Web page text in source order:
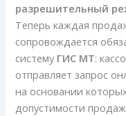
разрешительный
Теперь каждая
сопровождается
систему ГИС МТ:
отправляет запрос
на основании
допустимости